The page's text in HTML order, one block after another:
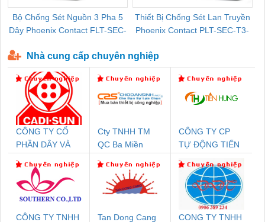
Bộ Chống Sét Nguồn 3 Pha 5
Dây Phoenix Contact FLT-SEC-
Thiết Bị Chống Sét Lan Truyền
Phoenix Contact PLT-SEC-T3-
Nhà cung cấp chuyên nghiệp
CÔNG TY CỔ
PHẦN DÂY VÀ
THƯỢNG ĐÌNH
Cty TNHH TM
QC Ba Miền
CÔNG TY CP
TỰ ĐỘNG TIẾN
CÔNG TY TNHH
Tan Dong Cang
CONG TY TNHH